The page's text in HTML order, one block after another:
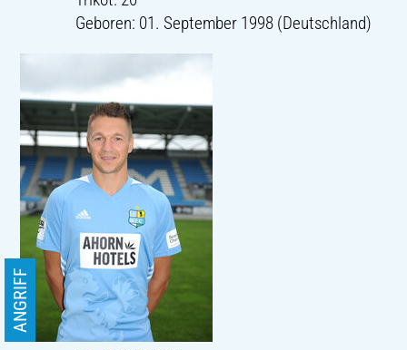
Geboren: 01. September 1998 (Deutschland)
ANGRIFF